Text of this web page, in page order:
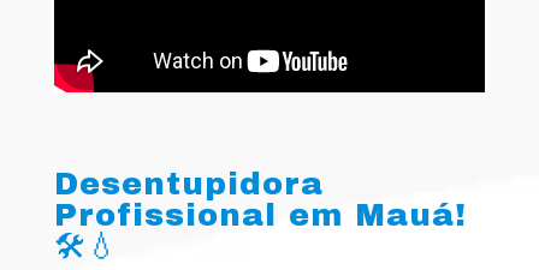
Desentupidora
Profissional em Mauá!
🛠️💧